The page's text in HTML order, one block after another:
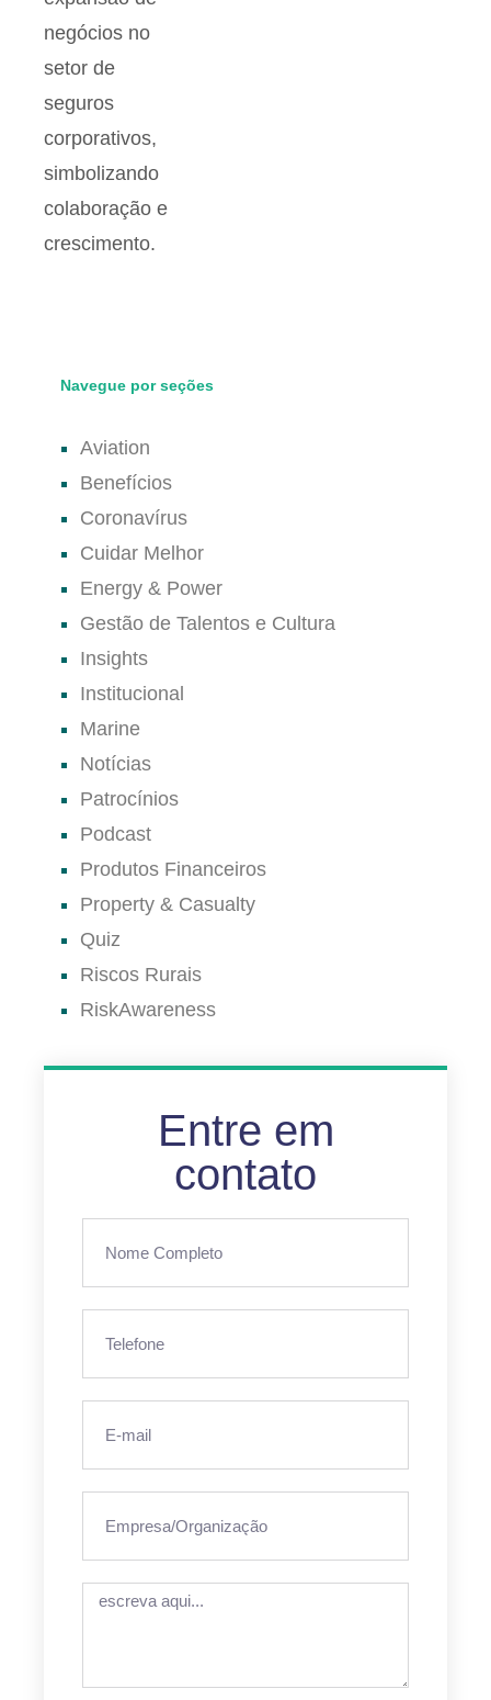
Navegue por seções
Aviation
Benefícios
Coronavírus
Cuidar Melhor
Energy & Power
Gestão de Talentos e Cultura
Insights
Institucional
Marine
Notícias
Patrocínios
Podcast
Produtos Financeiros
Property & Casualty
Quiz
Riscos Rurais
RiskAwareness
Entre em
contato